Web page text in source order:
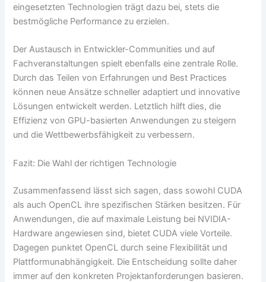
eingesetzten Technologien trägt dazu bei, stets die
bestmögliche Performance zu erzielen.
Der Austausch in Entwickler-Communities und auf
Fachveranstaltungen spielt ebenfalls eine zentrale Rolle.
Durch das Teilen von Erfahrungen und Best Practices
können neue Ansätze schneller adaptiert und innovative
Lösungen entwickelt werden. Letztlich hilft dies, die
Effizienz von GPU-basierten Anwendungen zu steigern
und die Wettbewerbsfähigkeit zu verbessern.
Fazit: Die Wahl der richtigen Technologie
Zusammenfassend lässt sich sagen, dass sowohl CUDA
als auch OpenCL ihre spezifischen Stärken besitzen. Für
Anwendungen, die auf maximale Leistung bei NVIDIA-
Hardware angewiesen sind, bietet CUDA viele Vorteile.
Dagegen punktet OpenCL durch seine Flexibilität und
Plattformunabhängigkeit. Die Entscheidung sollte daher
immer auf den konkreten Projektanforderungen basieren.